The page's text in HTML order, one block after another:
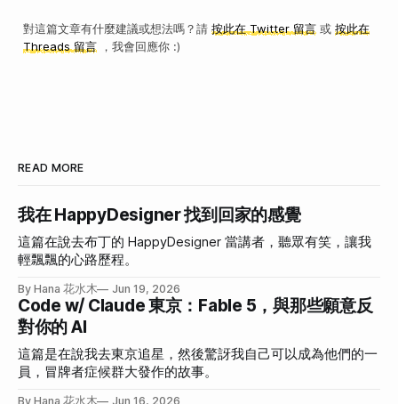
對這篇文章有什麼建議或想法嗎？請 按此在 Twitter 留言或 按此在
Threads 留言，我會回應你 :)
READ MORE
我在 HappyDesigner 找到回家的感覺
這篇在說去布丁的 HappyDesigner 當講者，聽眾有笑，讓我
輕飄飄的心路歷程。
By Hana 花水木 Jun 19, 2026
Code w/ Claude 東京：Fable 5，與那些願意反
對你的 AI
這篇是在說我去東京追星，然後驚訝我自己可以成為他們的一
員，冒牌者症候群大發作的故事。
By Hana 花水木 Jun 16, 2026